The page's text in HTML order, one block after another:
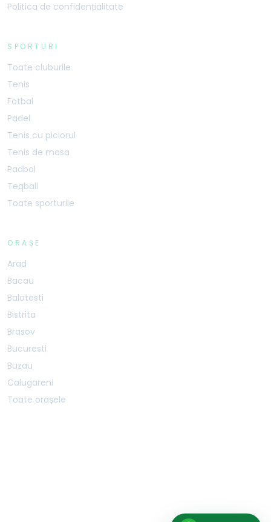
Politica de confidențialitate
SPORTURI
Toate cluburile
Tenis
Fotbal
Padel
Tenis cu piciorul
Tenis de masa
Padbol
Teqball
Toate sporturile
ORAȘE
Arad
Bacau
Balotesti
Bistrita
Brasov
Bucuresti
Buzau
Calugareni
Toate orașele